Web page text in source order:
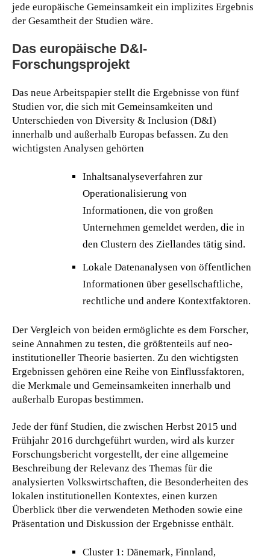
jede europäische Gemeinsamkeit ein implizites Ergebnis
der Gesamtheit der Studien wäre.
Das europäische D&I-
Forschungsprojekt
Das neue Arbeitspapier stellt die Ergebnisse von fünf
Studien vor, die sich mit Gemeinsamkeiten und
Unterschieden von Diversity & Inclusion (D&I)
innerhalb und außerhalb Europas befassen. Zu den
wichtigsten Analysen gehörten
Inhaltsanalyseverfahren zur
Operationalisierung von
Informationen, die von großen
Unternehmen gemeldet werden, die in
den Clustern des Ziellandes tätig sind.
Lokale Datenanalysen von öffentlichen
Informationen über gesellschaftliche,
rechtliche und andere Kontextfaktoren.
Der Vergleich von beiden ermöglichte es dem Forscher,
seine Annahmen zu testen, die größtenteils auf neo-
institutioneller Theorie basierten. Zu den wichtigsten
Ergebnissen gehören eine Reihe von Einflussfaktoren,
die Merkmale und Gemeinsamkeiten innerhalb und
außerhalb Europas bestimmen.
Jede der fünf Studien, die zwischen Herbst 2015 und
Frühjahr 2016 durchgeführt wurden, wird als kurzer
Forschungsbericht vorgestellt, der eine allgemeine
Beschreibung der Relevanz des Themas für die
analysierten Volkswirtschaften, die Besonderheiten des
lokalen institutionellen Kontextes, einen kurzen
Überblick über die verwendeten Methoden sowie eine
Präsentation und Diskussion der Ergebnisse enthält.
Cluster 1: Dänemark, Finnland,